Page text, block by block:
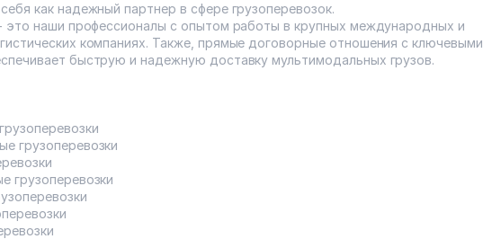
как надежный партнер в сфере грузоперевозок.
это наши профессионалы с опытом работы в крупных международных и
компаниях. Также, прямые договорные отношения с ключевыми
быструю и надежную доставку мультимодальных грузов.
грузоперевозки
грузоперевозки